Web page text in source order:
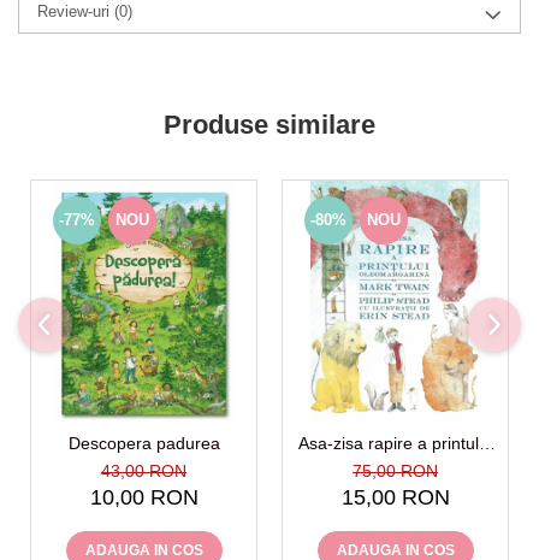
Review-uri (0)
Produse similare
-77% NOU
Descopera padurea
43,00 RON
10,00 RON
ADAUGA IN COS
-80% NOU
Asa-zisa rapire a printului
Oleomargarina
75,00 RON
15,00 RON
ADAUGA IN COS